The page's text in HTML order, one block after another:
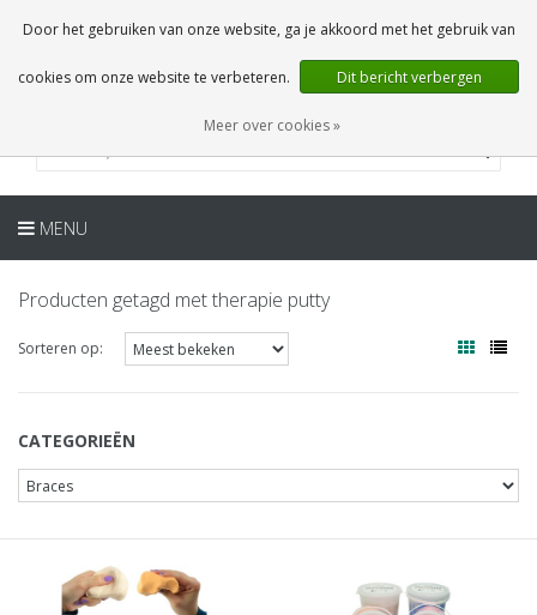
0 Artikelen
NL
MENU
Producten getagd met therapie putty
Sorteren op:
CATEGORIEËN
Door het gebruiken van onze website, ga je akkoord met het gebruik van
cookies om onze website te verbeteren. Dit bericht verbergen
Meer over cookies »